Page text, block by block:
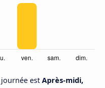
est Après-midi,